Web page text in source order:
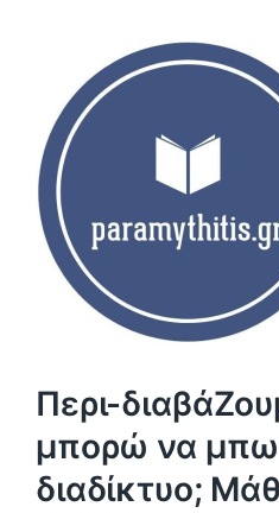
Περι-
μπορώ να
διαδίκτυο;